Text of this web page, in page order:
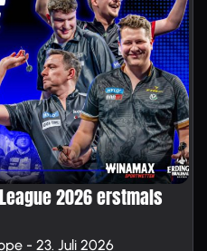
League 2026 erstmals
- 23. Juli 2026